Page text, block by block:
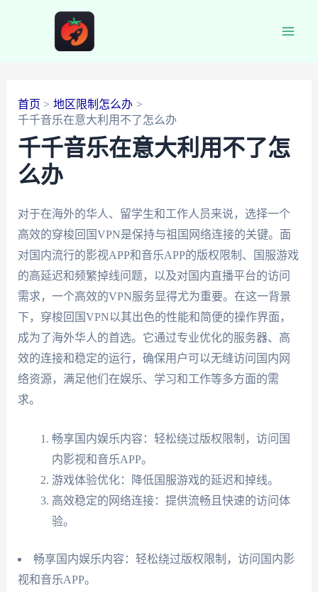
首页
地区限制怎么办
千千音乐在意大利用不了怎么办
千千音乐在意大利用不了怎
么办
对于在海外的华人、留学生和工作人员来说，选择一个
高效的穿梭回国VPN是保持与祖国网络连接的关键。面
对国内流行的影视APP和音乐APP的版权限制、国服游戏
的高延迟和频繁掉线问题，以及对国内直播平台的访问
需求，一个高效的VPN服务显得尤为重要。在这一背景
下，穿梭回国VPN以其出色的性能和简便的操作界面，
成为了海外华人的首选。它通过专业优化的服务器、高
效的连接和稳定的运行，确保用户可以无缝访问国内网
络资源，满足他们在娱乐、学习和工作等多方面的需
求。
畅享国内娱乐内容：轻松绕过版权限制，访问国
内影视和音乐APP。
游戏体验优化：降低国服游戏的延迟和掉线。
高效稳定的网络连接：提供流畅且快速的访问体
验。
畅享国内娱乐内容：轻松绕过版权限制，访问国内影
视和音乐APP。